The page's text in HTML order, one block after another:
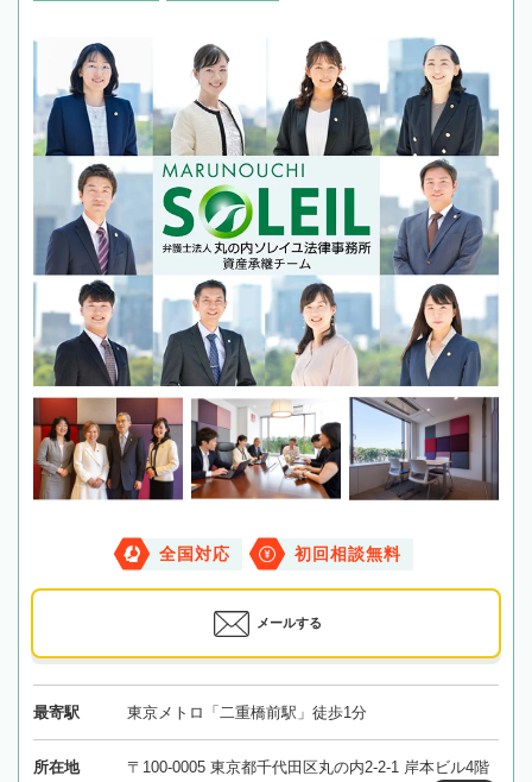
全国対応 初回相談無料
メールする
最寄駅 東京メトロ「二重橋前駅」徒歩1分
所在地 〒100-0005 東京都千代田区丸の内2-2-1 岸本ビル4階